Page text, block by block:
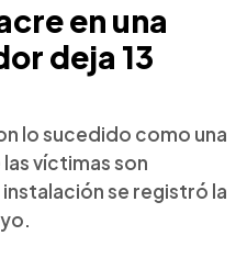
en una
deja 13
lo sucedido como una
víctimas son
instalación se registró la